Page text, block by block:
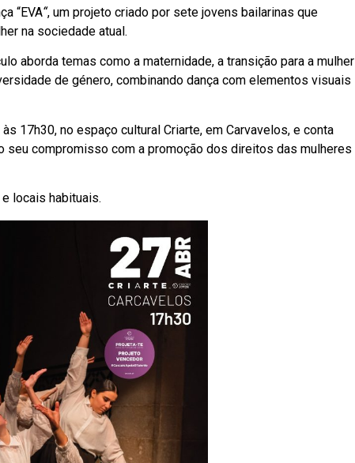
“EVA“, um projeto criado por sete jovens bailarinas que
na sociedade atual.
aborda temas como a maternidade, a transição para a mulher
de género, combinando dança com elementos visuais
17h30, no espaço cultural Criarte, em Carvavelos, e conta
seu compromisso com a promoção dos direitos das mulheres
e locais habituais.